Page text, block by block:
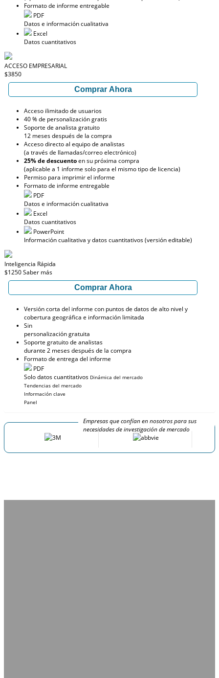
Formato de informe entregable
PDF
Datos e información cualitativa
Excel
Datos cuantitativos
ACCESO EMPRESARIAL
$3850
Comprar Ahora
Acceso ilimitado de usuarios
40 % de personalización gratis
Soporte de analista gratuito
12 meses después de la compra
Acceso directo al equipo de analistas
(a través de llamadas/correo electrónico)
25% de descuentoen su próxima compra
(aplicable a 1 informe solo para el mismo tipo de licencia)
Permiso para imprimir el informe
Formato de informe entregable
PDF
Datos e información cualitativa
Excel
Datos cuantitativos
PowerPoint
Información cualitativa y datos cuantitativos (versión editable)
Inteligencia Rápida
$1250Saber más
Comprar Ahora
Versión corta del informe con puntos de datos de alto nivel y
cobertura geográfica e información limitada
Sin
personalización gratuita
Soporte gratuito de analistas
durante 2 meses después de la compra
Formato de entrega del informe
PDF
Solo datos cuantitativos Dinámica del mercado
Tendencias del mercado
Información clave
Panel
Empresas que confían en nosotros para sus
necesidades de investigación de mercado